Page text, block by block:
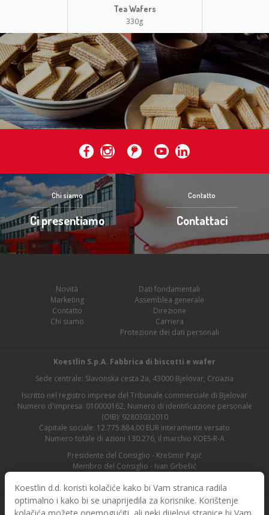
Koestlin d.d. koristi kolačiće kako bi Vam stranica radila
optimalno i kako bi se unaprijedila za korisnike. Korištenje
Tea Wafers
330g
Chi siamo
Ci presentiamo
Contatto
Contattaci
Novità
Marketing
Contatto
Chi siamo
Dati fondamentali
Assemblea generale
Direzione
Carriera
Protezione dei dati personali
Koestlin S.p.A. Fabbrica di biscotti e wafer
Sede centrale: Slavonska cesta 2a, 43000 Bjelovar, Croazia
Iscritto nel registro imprese del Tribunale commerciale di Bjelovar
Numero d'impresa: 010000162, Numero di identificazione personale
(OIB): 92803032010
Capitale sociale: 12.775.884,00 EUR interamente versato
Numero totale di azioni 130.276, il marchio KOES-R-A
Presidente del Consiglio - Krešimir Pajić
Membro del Consiglio - Ivan Grbešić